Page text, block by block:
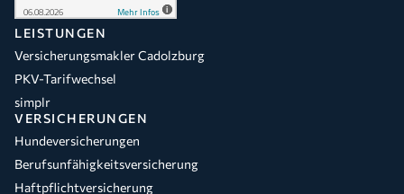
LEISTUNGEN
Versicherungsmakler Cadolzburg
PKV-Tarifwechsel
simplr
VERSICHERUNGEN
Hundeversicherungen
Berufsunfähigkeitsversicherung
Haftpflichtversicherung